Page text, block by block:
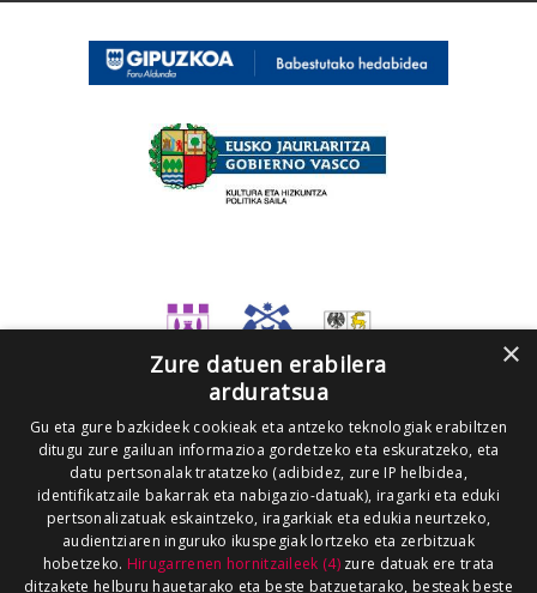
×
Zure datuen erabilera
arduratsua
Gu eta gure bazkideek cookieak eta antzeko teknologiak erabiltzen
ditugu zure gailuan informazioa gordetzeko eta eskuratzeko, eta
datu pertsonalak tratatzeko (adibidez, zure IP helbidea,
identifikatzaile bakarrak eta nabigazio-datuak), iragarki eta eduki
pertsonalizatuak eskaintzeko, iragarkiak eta edukia neurtzeko,
audientziaren inguruko ikuspegiak lortzeko eta zerbitzuak
hobetzeko. Hirugarrenen hornitzaileek (4)zure datuak ere trata
ditzakete helburu hauetarako eta beste batzuetarako, besteak beste